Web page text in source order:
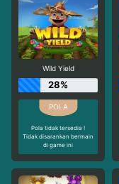
Wild Yield
28%
Pola tidak tersedia !
Tidak disarankan bermain
di game ini